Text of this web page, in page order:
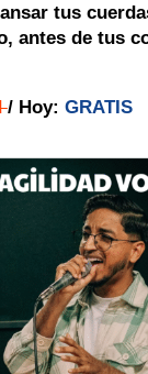
tus
antes de tus
/ Hoy: GRATIS